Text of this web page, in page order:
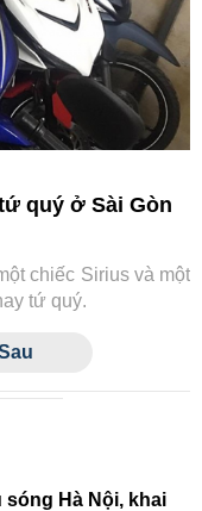
quý ở Sài Gòn
chiếc Sirius và một
tứ quý.
sóng Hà Nội, khai